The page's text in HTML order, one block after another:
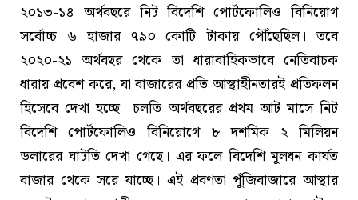
২০১৩-১৪ অর্থবছরে নিট বিদেশি পোর্টফোলিও বিনিয়োগ
সর্বোচ্চ ৬ হাজার ৭৯০ কোটি টাকায় পৌঁছেছিল। তবে
২০২০-২১ অর্থবছর থেকে তা ধারাবাহিকভাবে নেতিবাচক
ধারায় প্রবেশ করে, যা বাজারের প্রতি আস্থাহীনতারই প্রতিফলন
হিসেবে দেখা হচ্ছে। চলতি অর্থবছরের প্রথম আট মাসে নিট
বিদেশি পোর্টফোলিও বিনিয়োগে ৮ দশমিক ২ মিলিয়ন
ডলারের ঘাটতি দেখা গেছে। এর ফলে বিদেশি মূলধন কার্যত
বাজার থেকে সরে যাচ্ছে। এই প্রবণতা পুঁজিবাজারে আস্থার